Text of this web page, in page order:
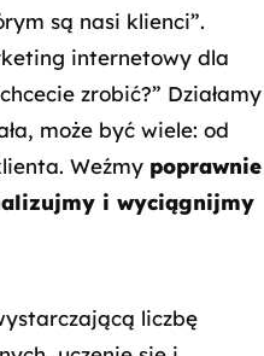
są nasi klienci”.
internetowy dla
zrobić?” Działamy
może być wiele: od
Weźmy poprawnie
i wyciągnijmy
liczbę